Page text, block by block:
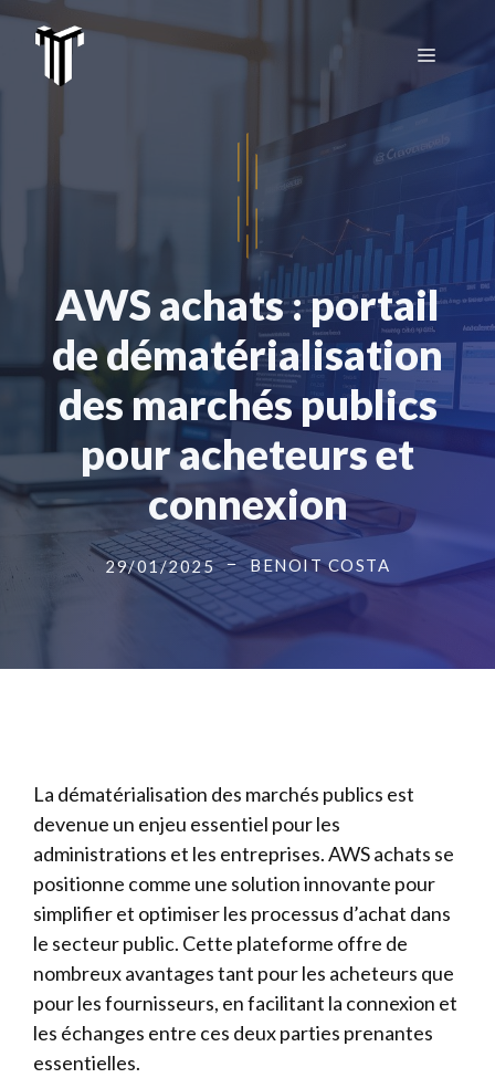
Aller
contenu
Menu
AWS achats : portail
de dématérialisation
des marchés publics
pour acheteurs et
connexion
29/01/2025 BENOIT COSTA
La dématérialisation des marchés publics est
devenue un enjeu essentiel pour les
administrations et les entreprises. AWS achats se
positionne comme une solution innovante pour
simplifier et optimiser les processus d’achat dans
le secteur public. Cette plateforme offre de
nombreux avantages tant pour les acheteurs que
pour les fournisseurs, en facilitant la connexion et
les échanges entre ces deux parties prenantes
essentielles.